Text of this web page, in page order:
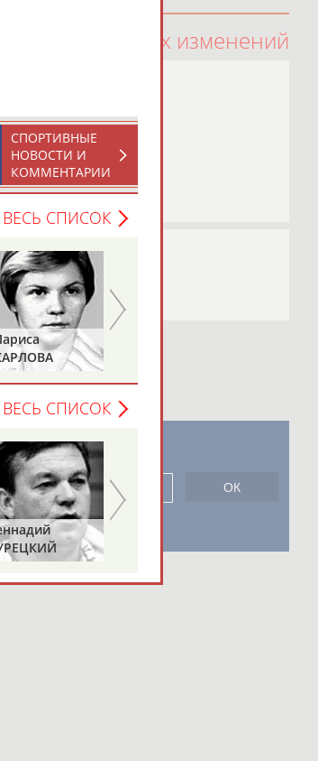
100 последних изменений
996
СПОРТИВНЫЕ
НОВОСТИ И
КОММЕНТАРИИ
ВЕСЬ СПИСОК
Петр
ТИМЧЕНКО
ВЕСЬ СПИСОК
Александр
ЯГУБКИН